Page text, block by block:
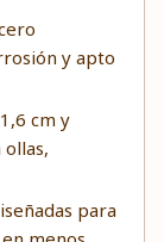
y apto
cm y
para